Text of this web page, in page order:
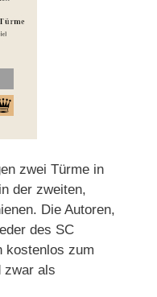
zwei Türme in
der zweiten,
Die Autoren,
des SC
kostenlos zum
zwar als